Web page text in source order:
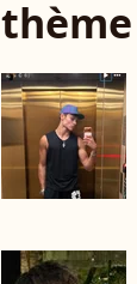
thème